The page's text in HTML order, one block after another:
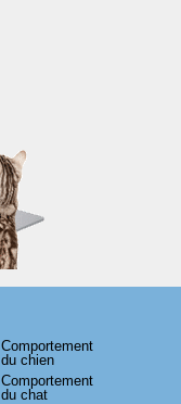
Comportement
du chien
Comportement
du chat